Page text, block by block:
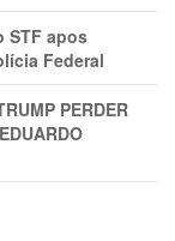
STF apos
Federal
PERDER